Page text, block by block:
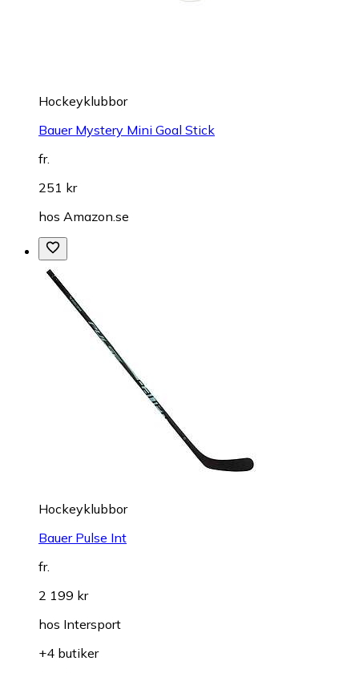
Hockeyklubbor
Bauer Mystery Mini Goal Stick
fr.
251 kr
hos Amazon.se
Hockeyklubbor
Bauer Pulse Int
fr.
2 199 kr
hos Intersport
+4 butiker